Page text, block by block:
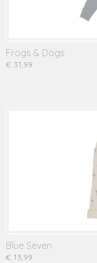
Frogs & Dogs
€ 31,99
Blue Seven
€ 13,99